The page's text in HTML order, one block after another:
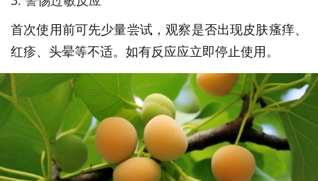
首次使用前可先少量尝试，观察是否出现皮肤瘙痒、
红疹、头晕等不适。如有反应应立即停止使用。